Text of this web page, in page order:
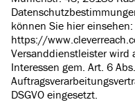
können Sie hier einsehen:
https://
Versanddienstleister wird
Interessen gem. Art. 6
DSGVO eingesetzt.